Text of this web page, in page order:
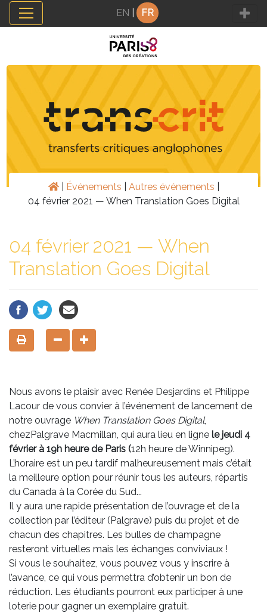
Panneau de gestion des cookies
EN FR
Événements Autres événements
04 février 2021 — When Translation Goes Digital
04 février 2021 — When
Translation Goes Digital
Nous avons le plaisir avec Renée Desjardins et Philippe
Lacour de vous convier à l’événement de lancement de
notre ouvrage When Translation Goes Digital,
chezPalgrave Macmillan, qui aura lieu en ligne le jeudi 4
février à 19h heure de Paris (12h heure de Winnipeg).
L’horaire est un peu tardif malheureusement mais c’était
la meilleure option pour réunir tous les auteurs, répartis
du Canada à la Corée du Sud...
Il y aura une rapide présentation de l’ouvrage et de la
collection par l’éditeur (Palgrave) puis du projet et de
chacun des chapitres. Les bulles de champagne
resteront virtuelles mais les échanges conviviaux !
Si vous le souhaitez, vous pouvez vous y inscrire à
l’avance, ce qui vous permettra d’obtenir un bon de
réduction. Les étudiants pourront eux participer à une
loterie pour gagner un exemplaire gratuit.